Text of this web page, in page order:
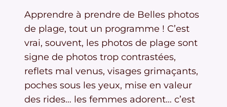
Apprendre à prendre de Belles photos
de plage, tout un programme ! C’est
vrai, souvent, les photos de plage sont
signe de photos trop contrastées,
reflets mal venus, visages grimaçants,
poches sous les yeux, mise en valeur
des rides… les femmes adorent… c’est